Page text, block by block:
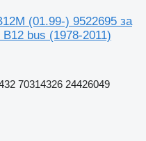
(01.99-) 9522695 за
bus (1978-2011)
70314326 24426049